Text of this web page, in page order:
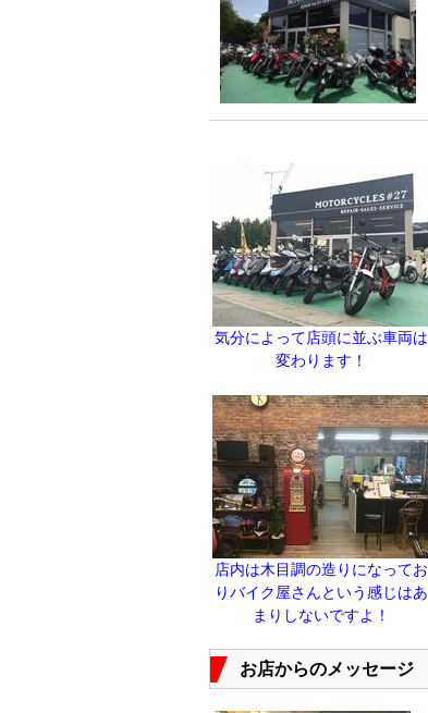
気分によって店頭に並ぶ車両は
変わります！
店内は木目調の造りになってお
りバイク屋さんという感じはあ
まりしないですよ！
お店からのメッセージ